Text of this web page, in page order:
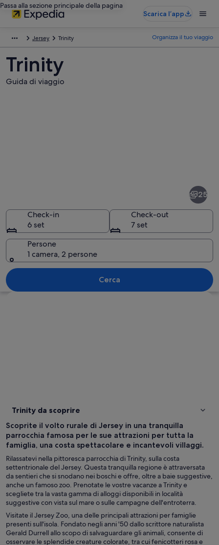
Passa alla sezione principale della pagina
Scarica l’app
Jersey Trinity Organizza il tuo viaggio
Trinity
Guida di viaggio
Un edificio storico in pietra con
25
Check-in
6 set
Check-out
7 set
Persone
1 camera, 2 persone
Cerca
Trinity da scoprire
Scoprite il volto rurale di Jersey in una tranquilla
parrocchia famosa per le sue attrazioni per tutta la
famiglia, una costa spettacolare e incantevoli villaggi.
Rilassatevi nella pittoresca parrocchia di Trinity, sulla costa
settentrionale del Jersey. Questa tranquilla regione è attraversata
da sentieri che si snodano nei boschi e offre, oltre a baie suggestive,
anche un famoso zoo. Prenotate le vostre vacanze a Trinity e
scegliete tra la vasta gamma di alloggi disponibili in località
suggestive con vista sul mare o sulle campagne dell'entroterra.
Visitate il Jersey Zoo, una delle principali attrazioni per famiglie
presenti sull'isola. Fondato negli anni '50 dallo scrittore naturalista
Gerald Durrell allo scopo di salvaguardare gli animali, consente di
osservare le splendide creature colorate, tra cui fenicotteri rosa e